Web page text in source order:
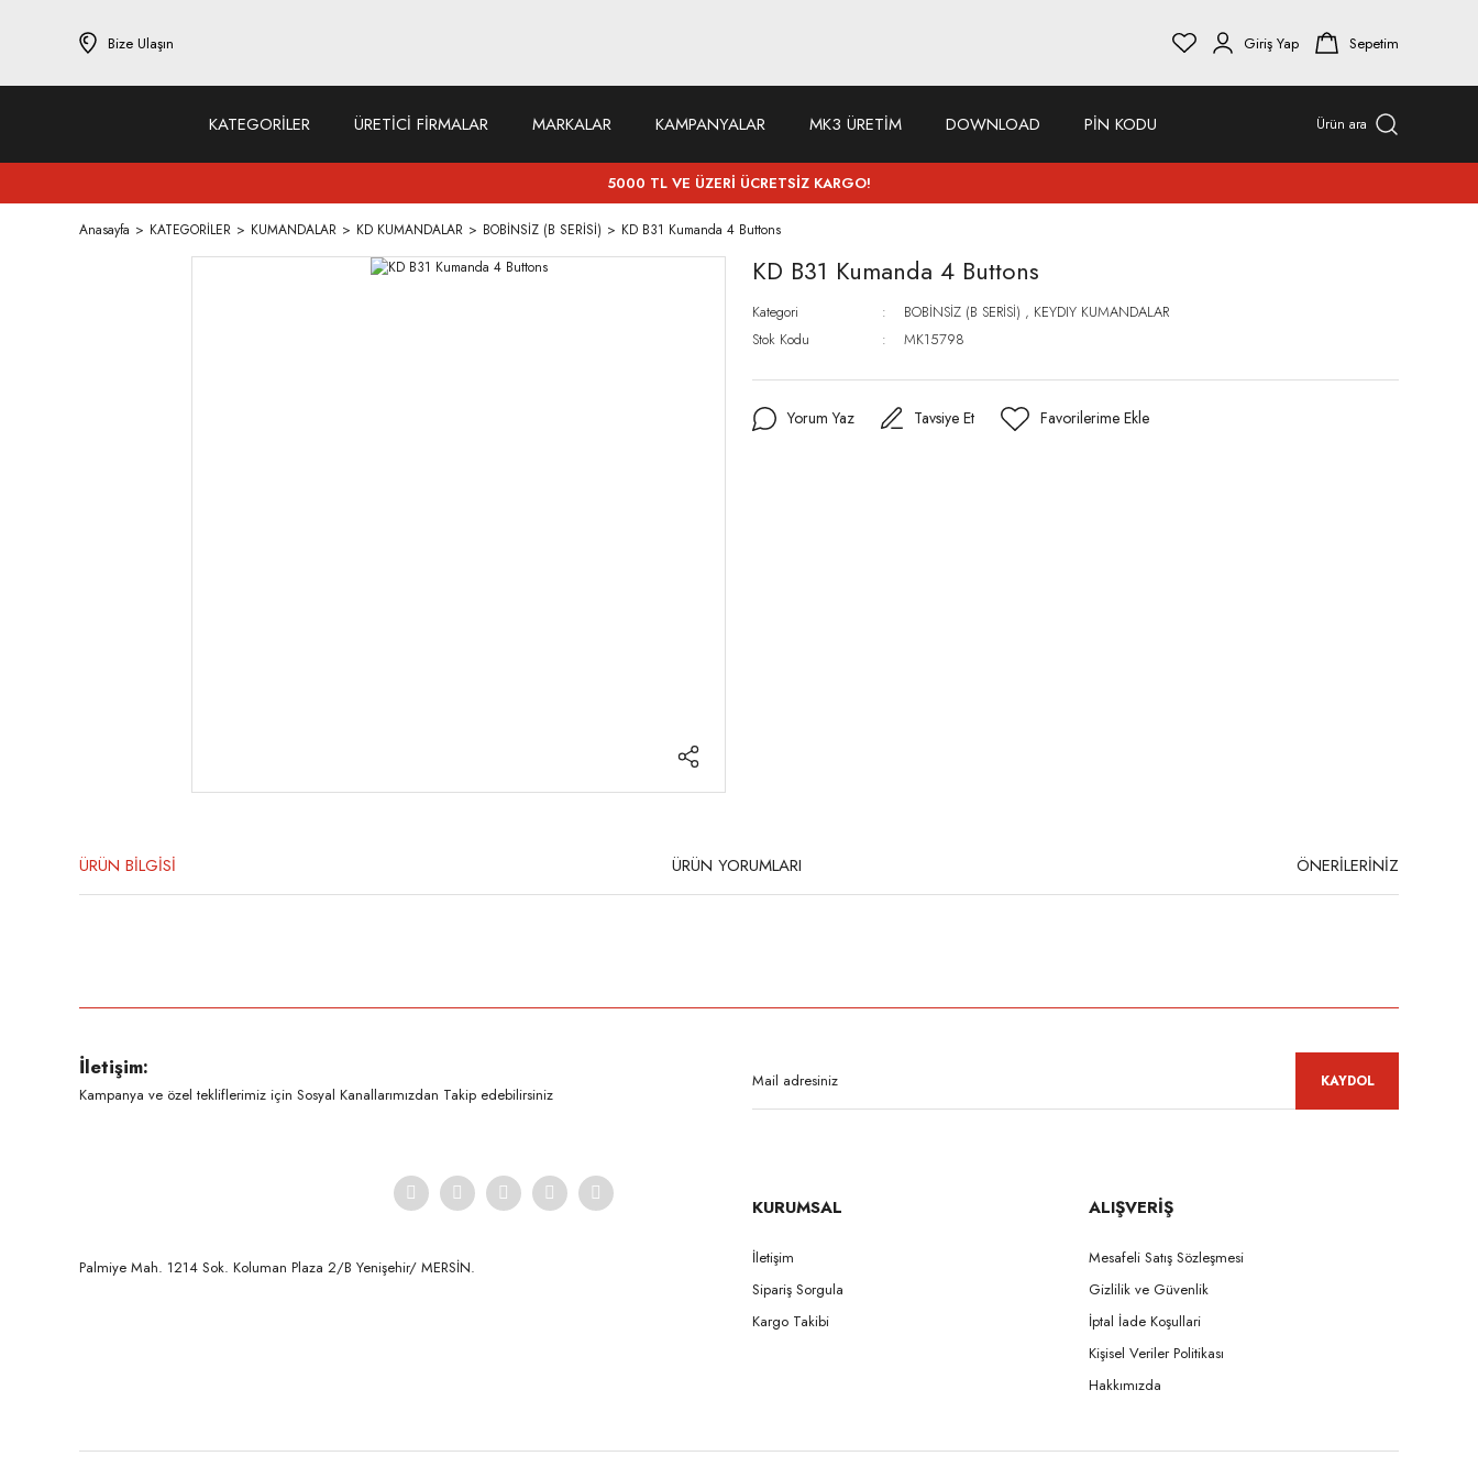
Bize Ulaşın Giriş Yap Sepetim
KATEGORİLER ÜRETİCİ FİRMALAR MARKALAR KAMPANYALAR MK3 ÜRETİM DOWNLOAD PİN KODU Ürün ara
5000 TL VE ÜZERİ ÜCRETSİZ KARGO!
Anasayfa KATEGORİLER KUMANDALAR KD KUMANDALAR BOBİNSİZ (B SERİSİ) KD B31 Kumanda 4 Buttons
KD B31 Kumanda 4 Buttons
Kategori BOBİNSİZ (B SERİSİ) , KEYDIY KUMANDALAR
Stok Kodu
MK15798
Yorum Yaz Tavsiye Et
ÜRÜN BİLGİSİ ÜRÜN YORUMLARI ÖNERİLERİNİZ
Ürün açıklamasında eksik bilgiler bulunuyor.
Ürün bilgilerinde hatalar bulunuyor.
İletişim:
Kampanya ve özel tekliflerimiz için Sosyal Kanallarımızdan Takip edebilirsiniz
KAYDOL
Palmiye Mah. 1214 Sok. Koluman Plaza 2/B Yenişehir/ MERSİN.ㅤㅤㅤㅤㅤㅤㅤㅤㅤㅤㅤㅤㅤㅤㅤㅤㅤㅤㅤㅤㅤㅤㅤㅤㅤㅤㅤㅤㅤㅤㅤㅤㅤㅤㅤ ㅤㅤㅤㅤㅤㅤㅤㅤㅤㅤ
KURUMSAL
İletişim
Sipariş Sorgula
Kargo Takibi
ALIŞVERİŞ
Mesafeli Satış Sözleşmesi
Gizlilik ve Güvenlik
İptal İade Koşullari
Kişisel Veriler Politikası
Hakkımızda